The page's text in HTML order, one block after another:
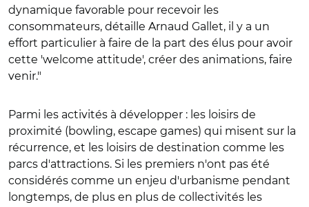
dynamique favorable pour recevoir les
consommateurs, détaille Arnaud Gallet, il y a un
effort particulier à faire de la part des élus pour avoir
cette 'welcome attitude', créer des animations, faire
venir."
Parmi les activités à développer : les loisirs de
proximité (bowling, escape games) qui misent sur la
récurrence, et les loisirs de destination comme les
parcs d'attractions. Si les premiers n'ont pas été
considérés comme un enjeu d'urbanisme pendant
longtemps, de plus en plus de collectivités les